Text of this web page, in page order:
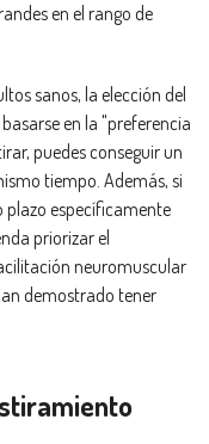
en el rango de
sanos, la elección del
en la "preferencia
puedes conseguir un
tiempo. Además, si
plazo específicamente
priorizar el
neuromuscular
demostrado tener